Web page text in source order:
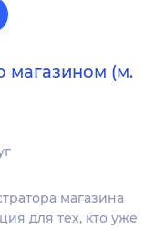
магазином (м.
магазина
для тех, кто уже